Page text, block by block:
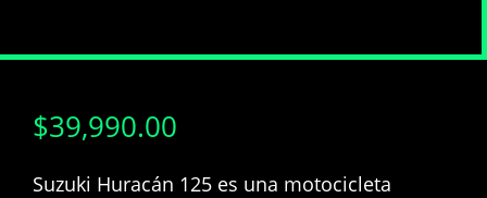
$39,990.00
Suzuki Huracán 125 es una motocicleta